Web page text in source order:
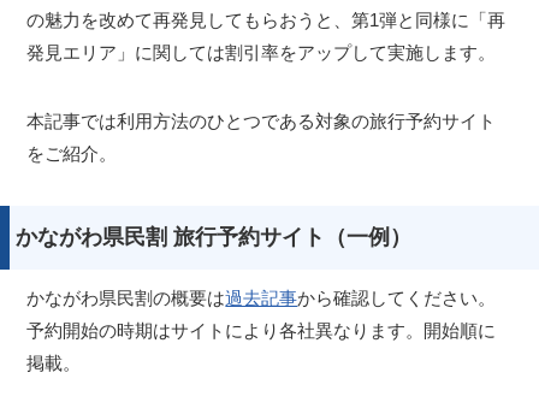
の魅力を改めて再発見してもらおうと、第1弾と同様に「再
発見エリア」に関しては割引率をアップして実施します。
本記事では利用方法のひとつである対象の旅行予約サイト
をご紹介。
かながわ県民割 旅行予約サイト（一例）
かながわ県民割の概要は過去記事から確認してください。
予約開始の時期はサイトにより各社異なります。開始順に
掲載。